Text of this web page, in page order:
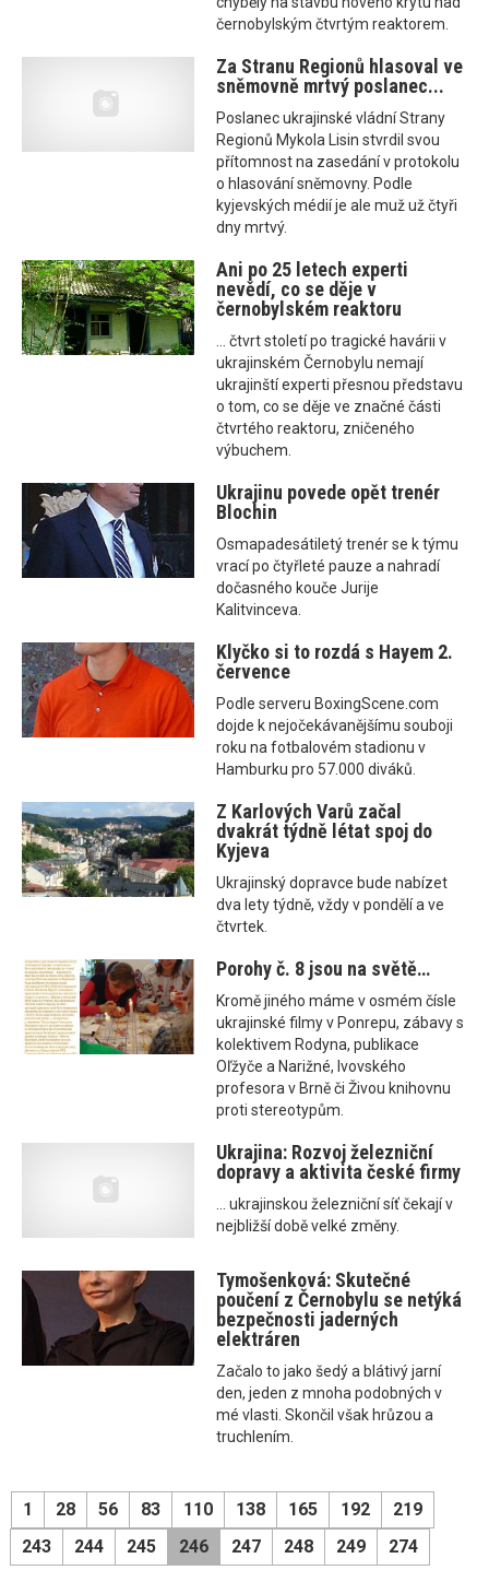
černobylským čtvrtým reaktorem.
Za Stranu Regionů hlasoval ve
sněmovně mrtvý poslanec...
Poslanec ukrajinské vládní Strany
Regionů Mykola Lisin stvrdil svou
přítomnost na zasedání v protokolu
o hlasování sněmovny. Podle
kyjevských médií je ale muž už čtyři
dny mrtvý.
Ani po 25 letech experti
nevědí, co se děje v
černobylském reaktoru
... čtvrt století po tragické havárii v
ukrajinském Černobylu nemají
ukrajinští experti přesnou představu
o tom, co se děje ve značné části
čtvrtého reaktoru, zničeného
výbuchem.
Ukrajinu povede opět trenér
Blochin
Osmapadesátiletý trenér se k týmu
vrací po čtyřleté pauze a nahradí
dočasného kouče Jurije
Kalitvinceva.
Klyčko si to rozdá s Hayem 2.
července
Podle serveru BoxingScene.com
dojde k nejočekávanějšímu souboji
roku na fotbalovém stadionu v
Hamburku pro 57.000 diváků.
Z Karlových Varů začal
dvakrát týdně létat spoj do
Kyjeva
Ukrajinský dopravce bude nabízet
dva lety týdně, vždy v pondělí a ve
čtvrtek.
Porohy č. 8 jsou na světě…
Kromě jiného máme v osmém čísle
ukrajinské filmy v Ponrepu, zábavy s
kolektivem Rodyna, publikace
Oľžyče a Narižné, lvovského
profesora v Brně či Živou knihovnu
proti stereotypům.
Ukrajina: Rozvoj železniční
dopravy a aktivita české firmy
... ukrajinskou železniční síť čekají v
nejbližší době velké změny.
Tymošenková: Skutečné
poučení z Černobylu se netýká
bezpečnosti jaderných
elektráren
Začalo to jako šedý a blátivý jarní
den, jeden z mnoha podobných v
mé vlasti. Skončil však hrůzou a
truchlením.
1 28 56 83 110 138 165 192
219
243
244 245 246 247 248 249 274